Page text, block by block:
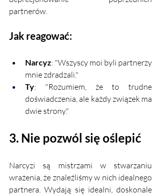
partnerów.
Jak reagować:
Narcyz: "Wszyscy moi byli partnerzy
mnie zdradzali."
Ty: "Rozumiem, że to trudne
doświadczenia, ale każdy związek ma
dwie strony."
3. Nie pozwól się oślepić
Narcyzi są mistrzami w stwarzaniu
wrażenia, że znaleźliśmy w nich idealnego
partnera. Wydają się idealni, doskonale